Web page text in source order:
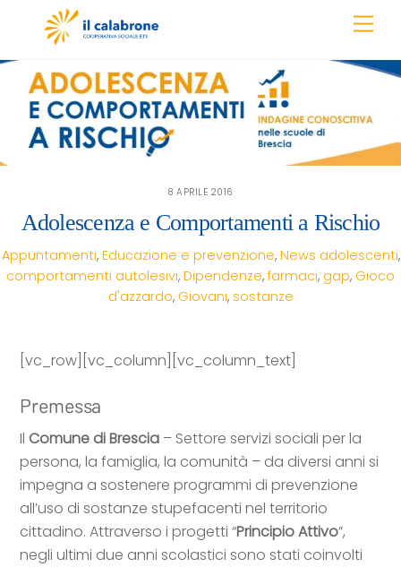
content
8 APRILE 2016
Adolescenza e Comportamenti a Rischio
Appuntamenti, Educazione e prevenzione, News adolescenti,
comportamenti autolesivi, Dipendenze,farmaci, gap, Gioco
d'azzardo, Giovani, sostanze
[vc_row][vc_column][vc_column_text]
Premessa
Il Comune di Brescia – Settore servizi sociali per la
persona, la famiglia, la comunità – da diversi anni si
impegna a sostenere programmi di prevenzione
all’uso di sostanze stupefacenti nel territorio
cittadino. Attraverso i progetti “Principio Attivo”,
negli ultimi due anni scolastici sono stati coinvolti